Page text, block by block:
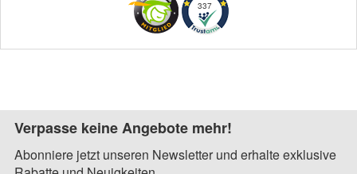
337
Verpasse keine Angebote mehr!
Abonniere jetzt unseren Newsletter und erhalte exklusive